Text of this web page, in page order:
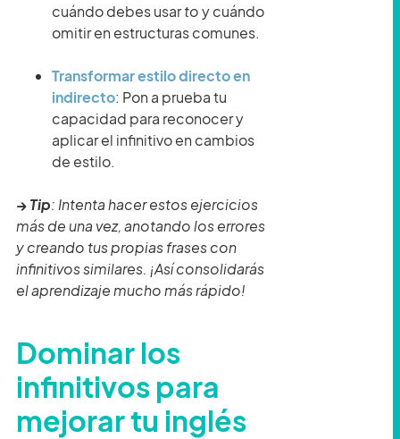
cuándo debes usartoy cuándo
omitir en estructuras comunes.
Transformar estilo directo en
indirecto: Pon a prueba tu
capacidad para reconocer y
aplicar el infinitivo en cambios
de estilo.
→Tip: Intenta hacer estos ejercicios
más de una vez, anotando los errores
y creando tus propias frases con
infinitivos similares. ¡Así consolidarás
el aprendizaje mucho más rápido!
Dominar los
infinitivos para
mejorar tu inglés